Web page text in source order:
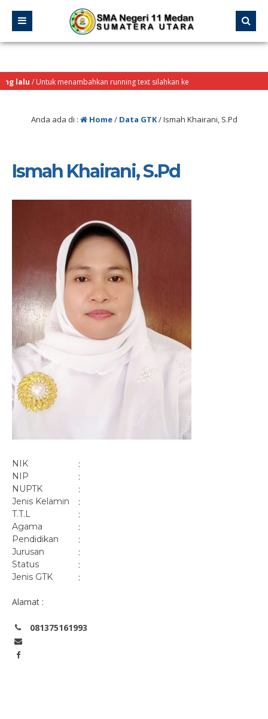
lalu/ Untuk menambahkan running text silahkan ke
Info
Anda ada di : Home/ Data GTK/Ismah Khairani, S.Pd
Ismah Khairani, S.Pd
NIK :
NIP :
NUPTK :
Jenis Kelamin :
T.T.L :
Agama :
Pendidikan :
Jurusan :
Status :
Jenis GTK :
Alamat :
081375161993